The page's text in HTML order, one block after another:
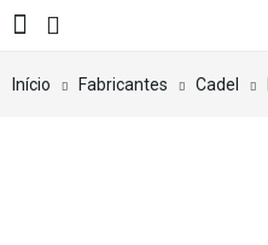
Início Fabricantes Cadel